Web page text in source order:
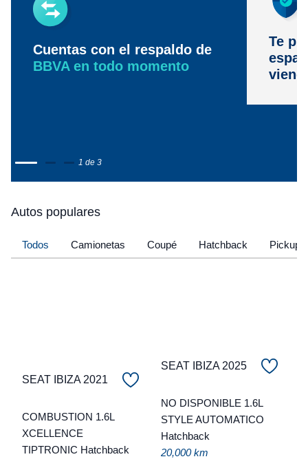
Cuentas con el respaldo de
BBVA en todo momento
Te
1 de 3
Autos populares
Todos Camionetas Coupé Hatchback Pickup
SEAT IBIZA 2021
COMBUSTION 1.6L
XCELLENCE
TIPTRONIC Hatchback
SEAT IBIZA 2025
NO DISPONIBLE 1.6L
STYLE AUTOMATICO
Hatchback
20,000 km